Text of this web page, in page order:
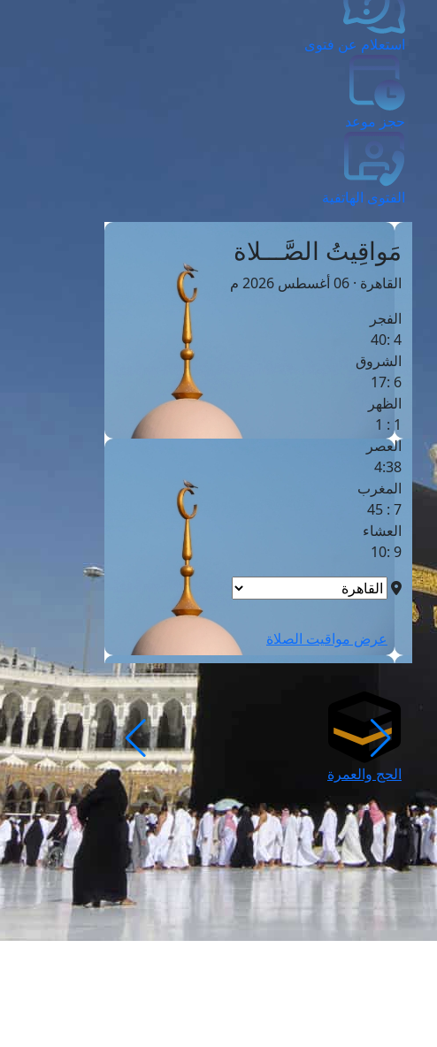
استعلام عن فتوى
حجز موعد
الفتوى الهاتفية
مَواقِيتُ الصَّـــلاة
القاهرة · 06 أغسطس 2026 م
الفجر
4 :40
الشروق
6 :17
الظهر
1 : 1
العصر
4:38
المغرب
7 : 45
العشاء
9 :10
عرض مواقيت الصلاة
الحج والعمرة رمضان